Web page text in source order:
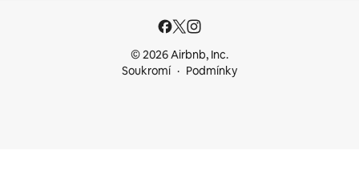
© 2026 Airbnb, Inc.
Soukromí
Podmínky